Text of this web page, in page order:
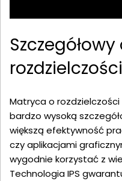
Matryca o rozdzielczości
bardzo wysoką
większą efektywność
czy aplikacjami
wygodnie korzystać z
Technologia IPS